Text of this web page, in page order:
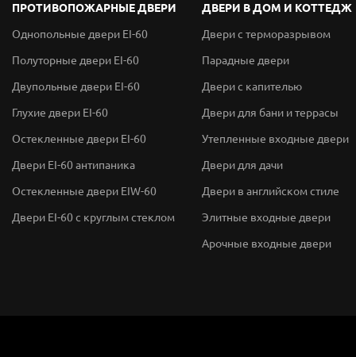
ПРОТИВОПОЖАРНЫЕ ДВЕРИ
Однопольные двери EI-60
Полуторные двери EI-60
Двупольные двери EI-60
Глухие двери EI-60
Остекленные двери EI-60
Двери EI-60 антипаника
Остекленные двери EIW-60
Двери EI-60 с круглым стеклом
ДВЕРИ В ДОМ И КОТТЕДЖ
Двери с терморазрывом
Парадные двери
Двери с капителью
Двери для бани и террасы
Утепленные входные двери
Двери для дачи
Двери в английском стиле
Элитные входные двери
Арочные входные двери